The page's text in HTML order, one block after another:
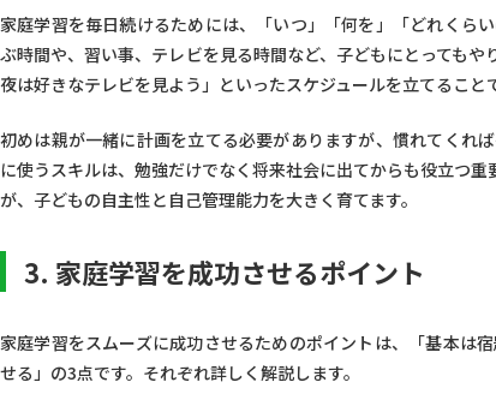
家庭学習を毎日続けるためには、「いつ」「何を」「どれくら
ぶ時間や、習い事、テレビを見る時間など、子どもにとっても
夜は好きなテレビを見よう」といったスケジュールを立てること
初めは親が一緒に計画を立てる必要がありますが、慣れてくれ
に使うスキルは、勉強だけでなく将来社会に出てからも役立つ
が、子どもの自主性と自己管理能力を大きく育てます。
3. 家庭学習を成功させるポイント
家庭学習をスムーズに成功させるためのポイントは、「基本は
せる」の3点です。それぞれ詳しく解説します。